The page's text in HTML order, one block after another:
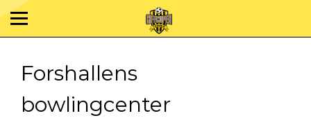
Forshallens
bowlingcenter